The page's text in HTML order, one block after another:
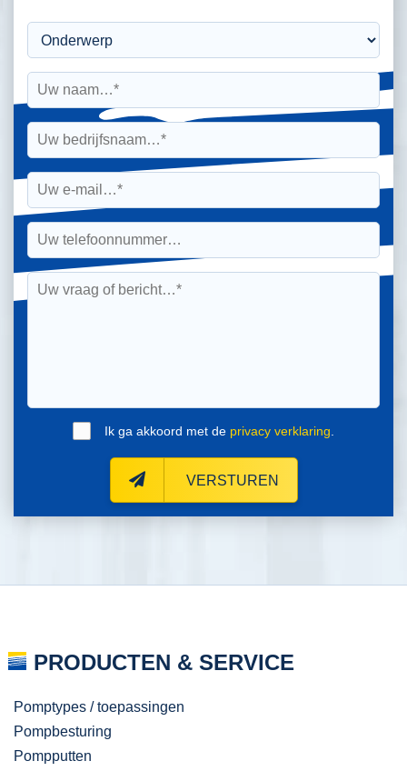
Ik ga akkoord met de privacy verklaring
VERSTUREN
PRODUCTEN & SERVICE
Pomptypes / toepassingen
Pompbesturing
Pompputten